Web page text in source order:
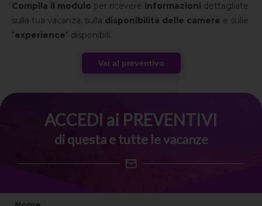
Compila il modulo per ricevere informazioni dettagliate
sulla tua vacanza, sulla disponibilità delle camere e sulle
"experience" disponibili.
Vai al preventivo
ACCEDI ai PREVENTIVI
di questa e tutte le vacanze